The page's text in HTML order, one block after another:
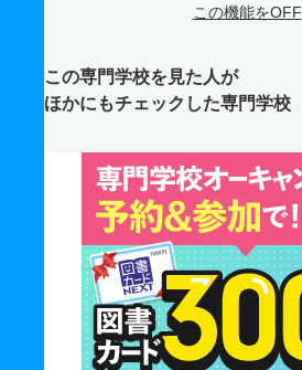
この機能をOFF
この専門学校を見た人が
ほかにもチェックした専門学校